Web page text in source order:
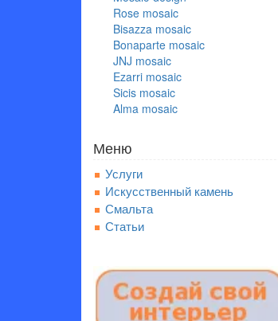
Rose mosaic
Bisazza mosaic
Bonaparte mosaic
JNJ mosaic
Ezarri mosaic
Sicis mosaic
Alma mosaic
Меню
Услуги
Искусственный камень
Смальта
Статьи